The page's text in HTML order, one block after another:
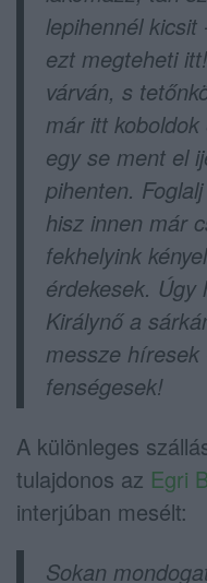
lepihennél
ezt megteheti
várván, s
már itt
egy se ment el
pihenten.
hisz innen már
fekhelyink
érdekesek.
Királynő a
messze
fenségesek!
A különleges
tulajdonos az Egri
interjúban mesélt:
Sokan